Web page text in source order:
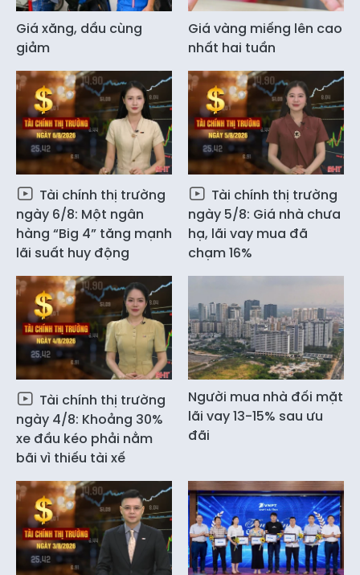
Giá xăng, dầu cùng
giảm
Giá vàng miếng lên cao
nhất hai tuần
Tài chính thị trường
ngày 6/8: Một ngân
hàng “Big 4” tăng mạnh
lãi suất huy động
Tài chính thị trường
ngày 5/8: Giá nhà chưa
hạ, lãi vay mua đã
chạm 16%
Tài chính thị trường
ngày 4/8: Khoảng 30%
xe đầu kéo phải nằm
bãi vì thiếu tài xế
Người mua nhà đối mặt
lãi vay 13-15% sau ưu
đãi